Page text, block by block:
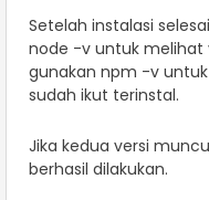
Setelah instalasi
node -v untuk melihat
gunakan npm -v
sudah ikut terinstal.
Jika kedua versi
berhasil dilakukan.